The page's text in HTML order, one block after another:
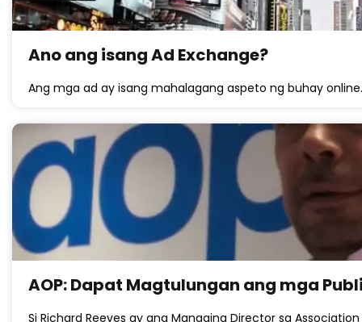
Ano ang isang Ad Exchange?
Ang mga ad ay isang mahalagang aspeto ng buhay
AOP: Dapat Magtulungan ang mga
Si Richard Reeves ay ang Managing Director sa